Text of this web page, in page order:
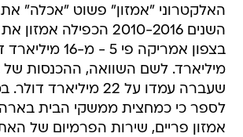
האלקטרוני "אמזון" פשוט "אכלה" את
השנים 2010-2016 הכפילה
מיליארד. לשם השוואה, ההכנסות
שעברה עמדו על 22 מיליארד
לספר כי כמחצית ממשקי הבית
אמזון פריים, שירות הפרמיום של